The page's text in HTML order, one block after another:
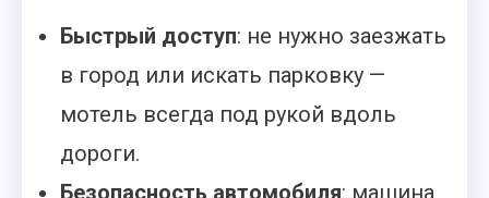
Быстрый доступ: не нужно заезжать
в город или искать парковку —
мотель всегда под рукой вдоль
дороги.
Безопасность автомобиля: машина